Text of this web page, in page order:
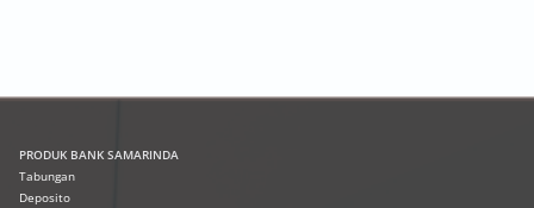
PRODUK BANK SAMARINDA
Tabungan
Deposito